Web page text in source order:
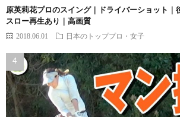
原英莉花プロのスイング｜ドライバーショット｜
スロー再生あり｜高画質
2018.06.01 日本のトッププロ・女子